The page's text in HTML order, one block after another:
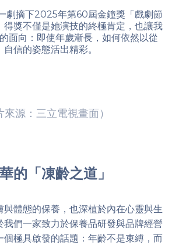
劇摘下2025年第60屆金鐘獎「戲劇節
得獎不僅是她演技的終極肯定，也讓我
面向：即使年歲漸長，如何依然以從
自信的姿態活出精彩。
來源：三立電視畫面）
的「凍齡之道」
與體態的保養，也深植於內在心靈與生
我們一家致力於保養品研發與品牌經營
個極具啟發的話題：年齡不是束縛，而